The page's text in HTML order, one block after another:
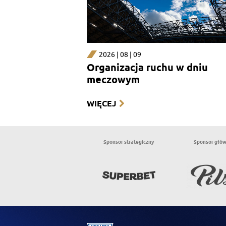
2026 | 08 | 09
Organizacja ruchu w dniu
meczowym
WIĘCEJ
Sponsor strategiczny Sponsor